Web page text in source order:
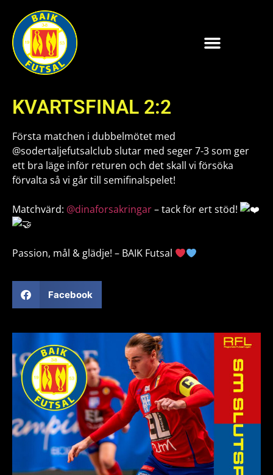
KVARTSFINAL 2:2
Första matchen i dubbelmötet med
@sodertaljefutsalclub slutar med seger 7-3 som ger
ett bra läge inför returen och det skall vi försöka
förvalta så vi går till semifinalspelet!
Matchvärd: @dinaforsakringar– tack för ert stöd!
Passion, mål & glädje! – BAIK Futsal
Facebook